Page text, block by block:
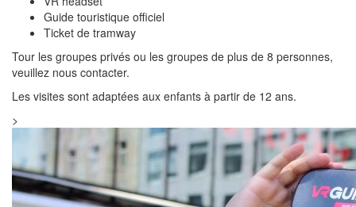
Guide touristique officiel
Ticket de tramway
Tour les groupes privés ou les groupes de plus de 8 personnes,
veuillez nous contacter.
Les visites sont adaptées aux enfants à partir de 12 ans.
>